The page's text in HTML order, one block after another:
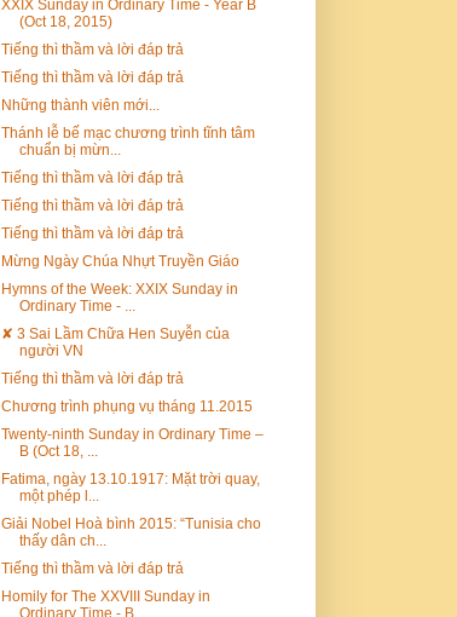
XXIX Sunday in Ordinary Time - Year B
(Oct 18, 2015)
Tiếng thì thầm và lời đáp trả
Tiếng thì thầm và lời đáp trả
Những thành viên mới...
Thánh lễ bế mạc chương trình tĩnh tâm
chuẩn bị mừn...
Tiếng thì thầm và lời đáp trả
Tiếng thì thầm và lời đáp trả
Tiếng thì thầm và lời đáp trả
Mừng Ngày Chúa Nhựt Truyền Giáo
Hymns of the Week: XXIX Sunday in
Ordinary Time - ...
✘ 3 Sai Lầm Chữa Hen Suyễn của
người VN
Tiếng thì thầm và lời đáp trả
Chương trình phụng vụ tháng 11.2015
Twenty-ninth Sunday in Ordinary Time –
B (Oct 18, ...
Fatima, ngày 13.10.1917: Mặt trời quay,
một phép l...
Giải Nobel Hoà bình 2015: “Tunisia cho
thấy dân ch...
Tiếng thì thầm và lời đáp trả
Homily for The XXVIII Sunday in
Ordinary Time - B ...